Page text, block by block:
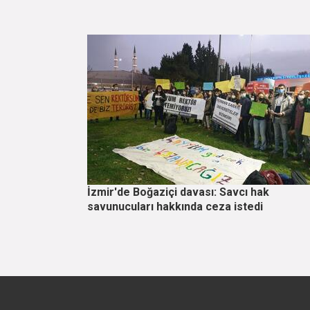
İzmir'de Boğaziçi davası: Savcı hak
savunucuları hakkında ceza istedi